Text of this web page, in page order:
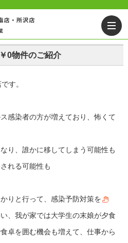
0物件のご紹介
す。
感染者の方が増えており、怖くて
り、誰かに移してしまう可能性も
れる可能性も
りと行って、感染予防対策を
、我が家では大学生の末娘が夕食
卓を囲む機会も増えて、仕事から